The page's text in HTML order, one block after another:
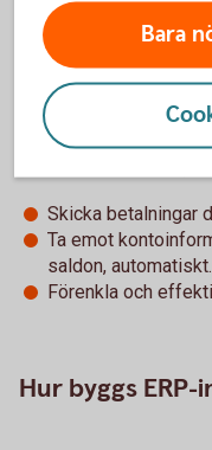
ERP-integration –
affärssystemet
integrationen kan
banker. Bland annat
Skicka betalningar
Ta emot
saldon, automatiskt.
Förenkla och
Hur byggs
Bara